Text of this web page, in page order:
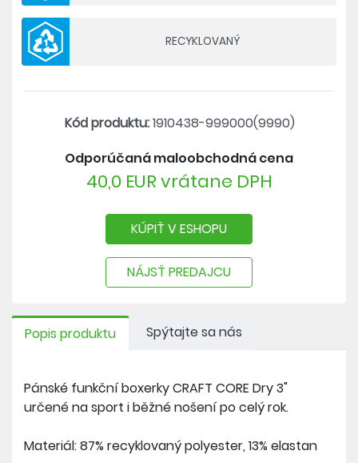
RECYKLOVANÝ
Kód produktu:1910438-999000(9990)
Odporúčaná maloobchodná cena
40,0 EUR vrátane DPH
KÚPIŤ V ESHOPU
NÁJSŤ PREDAJCU
Popis produktu Spýtajte sa nás
Pánské funkční boxerky CRAFT CORE Dry 3"
určené na sport i běžné nošení po celý rok.
Materiál: 87% recyklovaný polyester, 13% elastan